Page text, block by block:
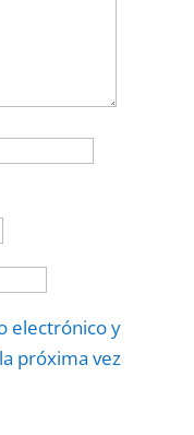
electrónico y
próxima vez